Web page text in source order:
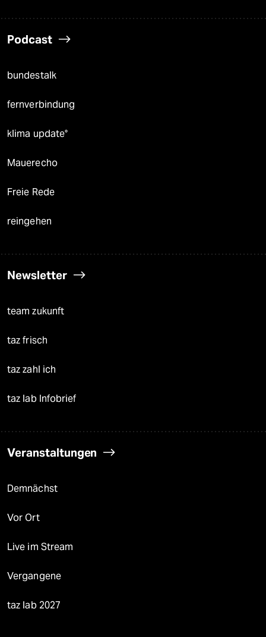
Podcast
bundestalk
fernverbindung
klima update°
Mauerecho
Freie Rede
reingehen
Newsletter
team zukunft
taz frisch
taz zahl ich
taz lab Infobrief
Veranstaltungen
Demnächst
Vor Ort
Live im Stream
Vergangene
taz lab 2027